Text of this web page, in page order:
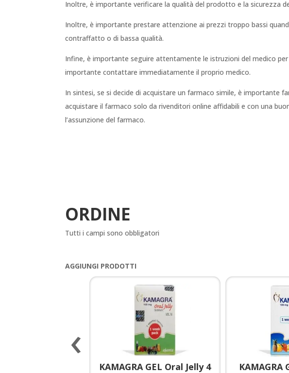
Inoltre, è importante verificare la qualità del prodotto e la sicurezza
Inoltre, è importante prestare attenzione ai prezzi troppo bassi
contraffatto o di bassa qualità.
Infine, è importante seguire attentamente le istruzioni del medico
importante contattare immediatamente il proprio medico.
In sintesi, se si decide di acquistare un farmaco simile, è importante
acquistare il farmaco solo da rivenditori online affidabili e con una
l’assunzione del farmaco.
ORDINE
Tutti i campi sono obbligatori
AGGIUNGI PRODOTTI
KAMAGRA GEL Oral Jelly 4 KAMAGRA
‹